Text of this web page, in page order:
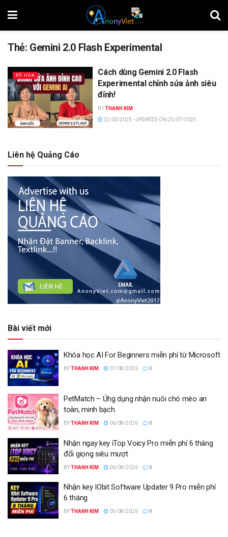
Thẻ: Gemini 2.0 Flash Experimental
ĐỒ HỌA
Cách dùng Gemini 2.0 Flash
Experimental chỉnh sửa ảnh siêu
đỉnh!
BYTHANH KIM
22/03/2025 - UPDATED ON 25/07/2025
Liên hệ Quảng Cáo
Bài viết mới
Khóa học AI For Beginners miễn phí từ Microsoft
BYTHANH KIM 07/08/2026 0
PetMatch – Ứng dụng nhận nuôi chó mèo an
toàn, minh bạch
BYTHANH KIM 06/08/2026 0
Nhận ngay key iTop Voicy Pro miễn phí 6 tháng
đổi giọng siêu mượt
BYTHANH KIM 06/08/2026 0
Nhận key IObit Software Updater 9 Pro miễn phí
6 tháng
BYTHANH KIM 05/08/2026 0